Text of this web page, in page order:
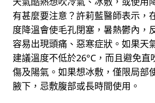
有甚麼要注意？許莉藍醫師表示，
度降溫會使毛孔閉塞，暑熱鬱內，
容易出現頭痛、惡寒症狀。如果天
建議溫度不低於26°C，而且避免直
傷及陽氣。如果想冰敷，僅限局部
腋下，忌敷腹部或長時間使用。